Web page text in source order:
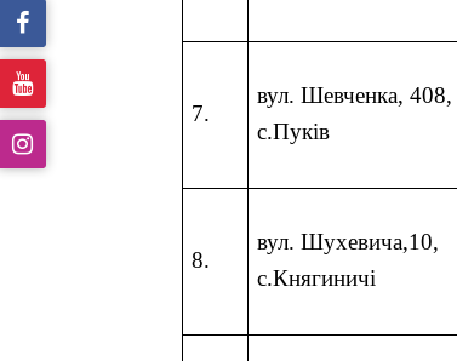
7.
вул. Шевченка, 408,
с.Пуків
8.
вул. Шухевича,10,
с.Княгиничі